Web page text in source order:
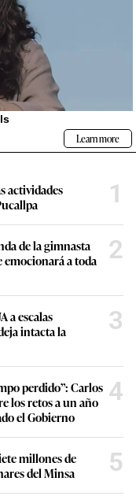
actividades
1
de la gimnasta
emocionará a toda
2
a escalas
intacta la
3
perdido”: Carlos
los retos a un año
el Gobierno
4
millones de
del Minsa
5